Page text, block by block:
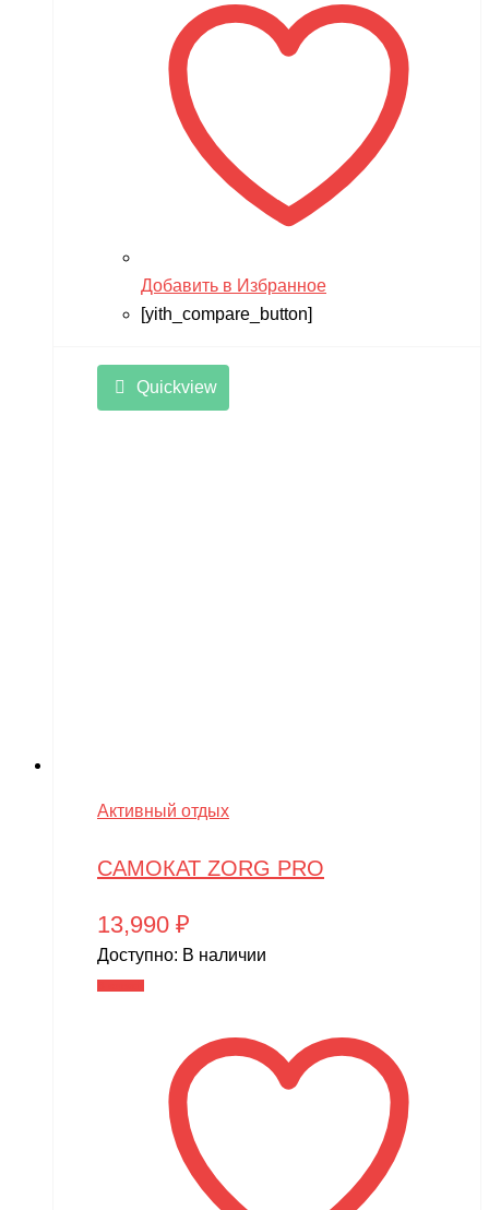
Добавить в Избранное
[yith_compare_button]
Quickview
Активный отдых
САМОКАТ ZORG PRO
13,990 ₽
Доступно: В наличии